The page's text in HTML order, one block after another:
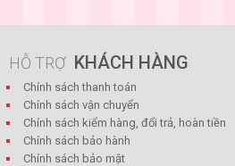
HỖ TRỢ KHÁCH HÀNG
Chính sách thanh toán
Chính sách vận chuyển
Chính sách kiểm hàng, đổi trả, hoàn tiền
Chính sách bảo hành
Chính sách bảo mật